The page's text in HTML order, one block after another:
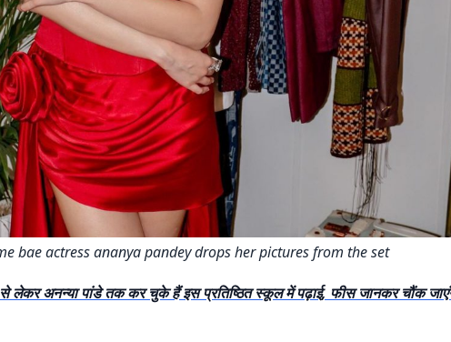
bae actress ananya pandey drops her pictures from the set
से लेकर अनन्या पांडे तक कर चुके हैं इस प्रतिष्ठित स्कूल में पढ़ाई, फीस जानकर चौंक